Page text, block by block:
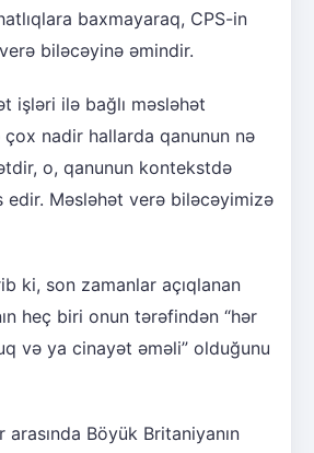
baxmayaraq, CPS-in
biləcəyinə əmindir.
işləri ilə bağlı məsləhət
nadir hallarda qanunun nə
o, qanunun kontekstdə
edir. Məsləhət verə biləcəyimizə
ki, son zamanlar açıqlanan
heç biri onun tərəfindən “hər
və ya cinayət əməli” olduğunu
arasında Böyük Britaniyanın